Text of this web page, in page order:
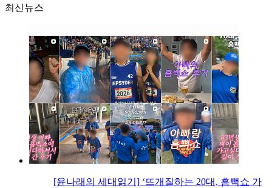
최신뉴스
[윤나래의 세대읽기] ‘뜨개질하는 20대, 흠뻑쇼 가